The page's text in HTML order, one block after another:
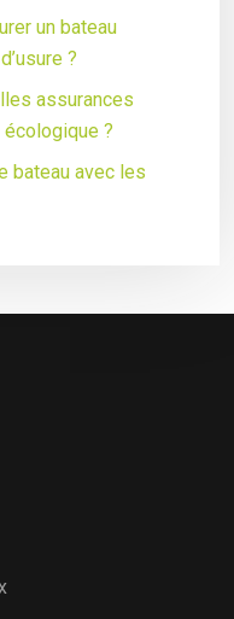
un bateau
?
assurances
?
bateau avec les